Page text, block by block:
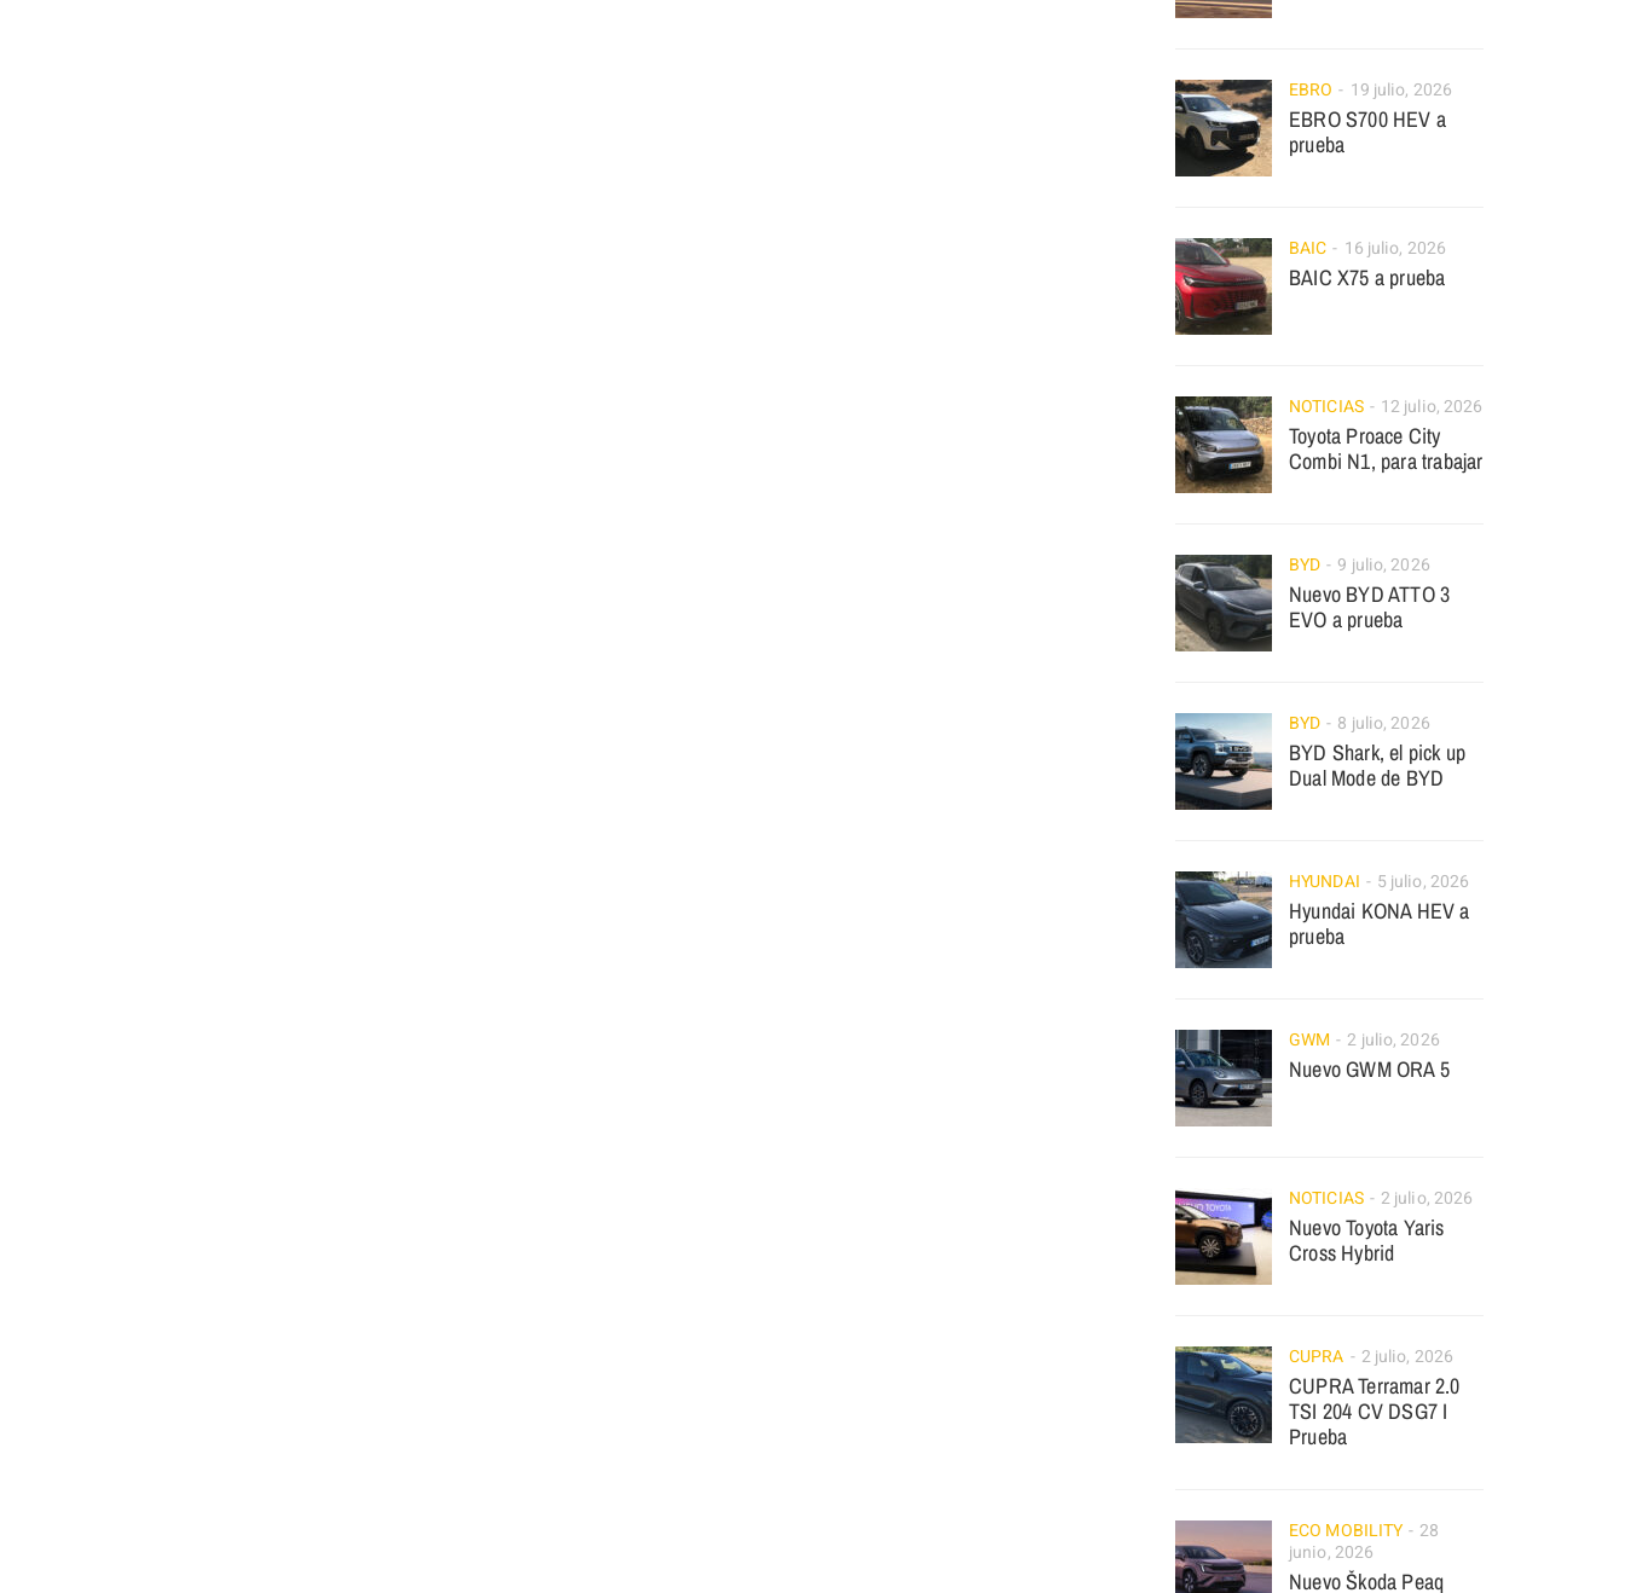
EBRO 19 julio, 2026
EBRO S700 HEV a
prueba
BAIC 16 julio, 2026
BAIC X75 a prueba
NOTICIAS 12 julio, 2026
Toyota Proace City
Combi N1, para trabajar
BYD 9 julio, 2026
Nuevo BYD ATTO 3
EVO a prueba
BYD 8 julio, 2026
BYD Shark, el pick up
Dual Mode de BYD
HYUNDAI 5 julio, 2026
Hyundai KONA HEV a
prueba
GWM 2 julio, 2026
Nuevo GWM ORA 5
NOTICIAS 2 julio, 2026
Nuevo Toyota Yaris
Cross Hybrid
CUPRA 2 julio, 2026
CUPRA Terramar 2.0
TSI 204 CV DSG7 I
Prueba
ECO MOBILITY
28
junio, 2026
Nuevo Škoda Peaq